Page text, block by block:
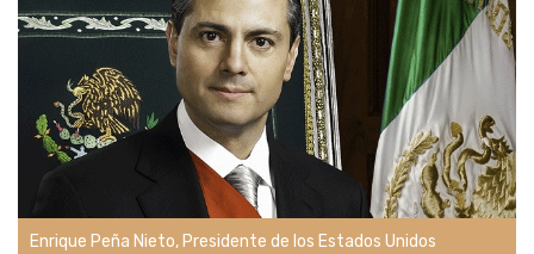
Enrique Peña Nieto, Presidente de los Estados Unidos